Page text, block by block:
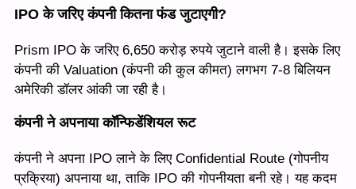
IPO के जरिए कंपनी कितना फंड जुटाएगी?
Prism IPO के जरिए 6,650 करोड़ रुपये जुटाने वाली है। इसके लिए
कंपनी की Valuation (कंपनी की कुल कीमत) लगभग 7-8 बिलियन
अमेरिकी डॉलर आंकी जा रही है।
कंपनी ने अपनाया कॉन्फिडेंशियल रूट
कंपनी ने अपना IPO लाने के लिए Confidential Route (गोपनीय
प्रक्रिया) अपनाया था, ताकि IPO की गोपनीयता बनी रहे। यह कदम